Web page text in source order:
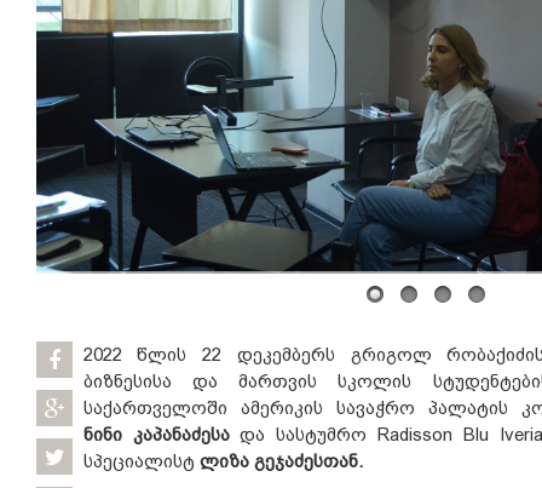
2022 წლის 22 დეკემბერს გრიგოლ
ბიზნესისა და მართვის სკოლის
საქართველოში ამერიკის სავაჭრო პალატის
ნინი კაპანაძესადა სასტუმრო Radisson Blu
სპეციალისტ ლიზა გეჯაძესთან.